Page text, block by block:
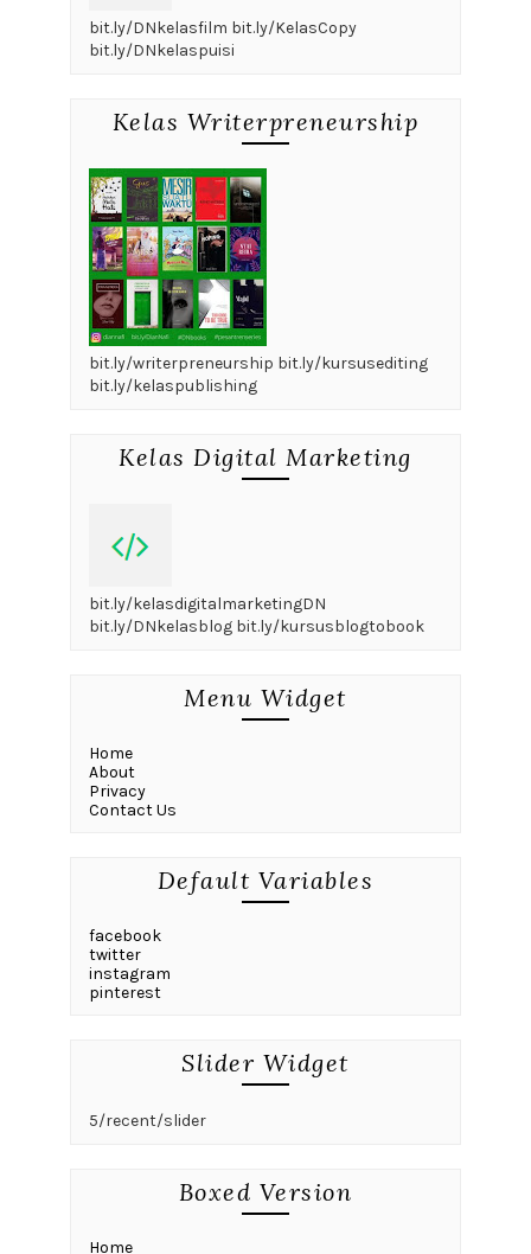
bit.ly/DNkelasfilm bit.ly/KelasCopy
bit.ly/DNkelaspuisi
Kelas Writerpreneurship
bit.ly/writerpreneurship bit.ly/kursusediting
bit.ly/kelaspublishing
Kelas Digital Marketing
bit.ly/kelasdigitalmarketingDN
bit.ly/DNkelasblog bit.ly/kursusblogtobook
Menu Widget
Home
About
Privacy
Contact Us
Default Variables
facebook
twitter
instagram
pinterest
Slider Widget
5/recent/slider
Boxed Version
Home